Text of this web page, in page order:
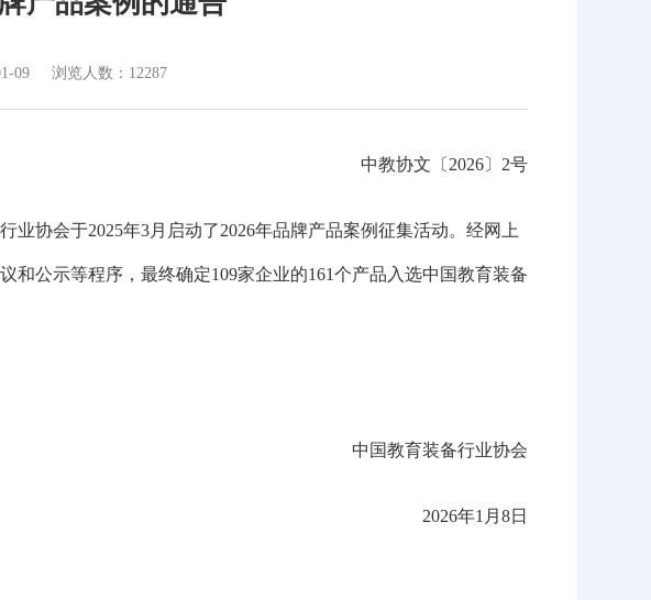
09 浏览人数：12287
中教协文〔2026〕2号
协会于2025年3月启动了2026年品牌产品案例征集活动。经网上
公示等程序，最终确定109家企业的161个产品入选中国教育装备
中国教育装备行业协会
2026年1月8日